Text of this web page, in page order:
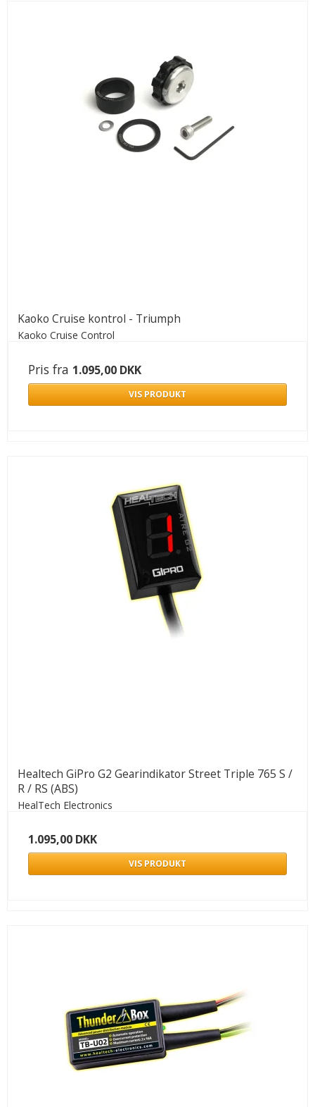
Kaoko Cruise kontrol - Triumph
Kaoko Cruise Control
Pris fra 1.095,00 DKK
VIS PRODUKT
Healtech GiPro G2 Gearindikator Street Triple 765 S /
R / RS (ABS)
HealTech Electronics
1.095,00 DKK
VIS PRODUKT